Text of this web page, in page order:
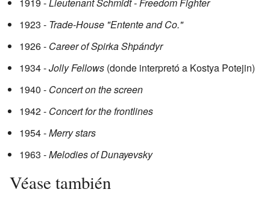
1923 - Trade-House "Entente and Co."
1926 - Career of Spirka Shpándyr
1934 -Jolly Fellows (donde interpretó a Kostya Potejin)
1940 - Concert on the screen
1942 - Concert for the frontlines
1954 -Merry stars
1963 -Melodies of Dunayevsky
Véase también